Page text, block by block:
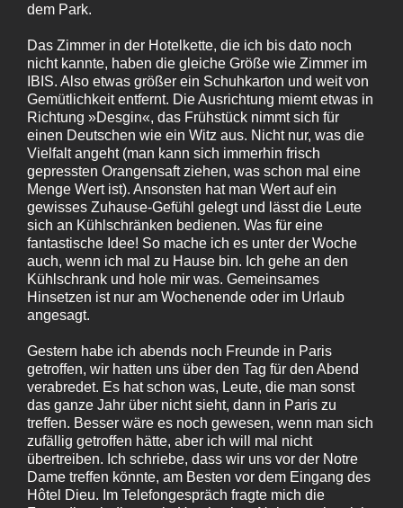
dem Park.
Das Zimmer in der Hotelkette, die ich bis dato noch
nicht kannte, haben die gleiche Größe wie Zimmer im
IBIS. Also etwas größer ein Schuhkarton und weit von
Gemütlichkeit entfernt. Die Ausrichtung miemt etwas in
Richtung »Desgin«, das Frühstück nimmt sich für
einen Deutschen wie ein Witz aus. Nicht nur, was die
Vielfalt angeht (man kann sich immerhin frisch
gepressten Orangensaft ziehen, was schon mal eine
Menge Wert ist). Ansonsten hat man Wert auf ein
gewisses Zuhause-Gefühl gelegt und lässt die Leute
sich an Kühlschränken bedienen. Was für eine
fantastische Idee! So mache ich es unter der Woche
auch, wenn ich mal zu Hause bin. Ich gehe an den
Kühlschrank und hole mir was. Gemeinsames
Hinsetzen ist nur am Wochenende oder im Urlaub
angesagt.
Gestern habe ich abends noch Freunde in Paris
getroffen, wir hatten uns über den Tag für den Abend
verabredet. Es hat schon was, Leute, die man sonst
das ganze Jahr über nicht sieht, dann in Paris zu
treffen. Besser wäre es noch gewesen, wenn man sich
zufällig getroffen hätte, aber ich will mal nicht
übertreiben. Ich schriebe, dass wir uns vor der Notre
Dame treffen könnte, am Besten vor dem Eingang des
Hôtel Dieu. Im Telefongespräch fragte mich die